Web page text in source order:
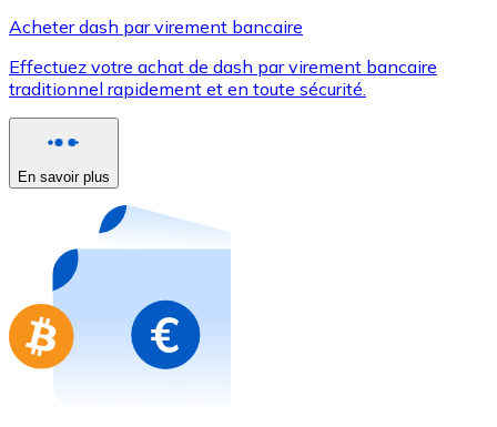
Utilisez les cartes Visa et Mastercard pour acheter
Acheter avec carte
Nouveau
Achetez des cartes-cadeaux de vos marques
Aller à la boutique de cartes-cadeaux
Acheter dash par virement bancaire
Effectuez votre achat de dash par virement bancaire
traditionnel rapidement et en toute sécurité.
En savoir plus